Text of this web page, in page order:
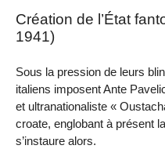
Création de l’État
1941)
Sous la pression de leurs
italiens imposent Ante
et ultranationaliste «
croate, englobant à présent
s’instaure alors.